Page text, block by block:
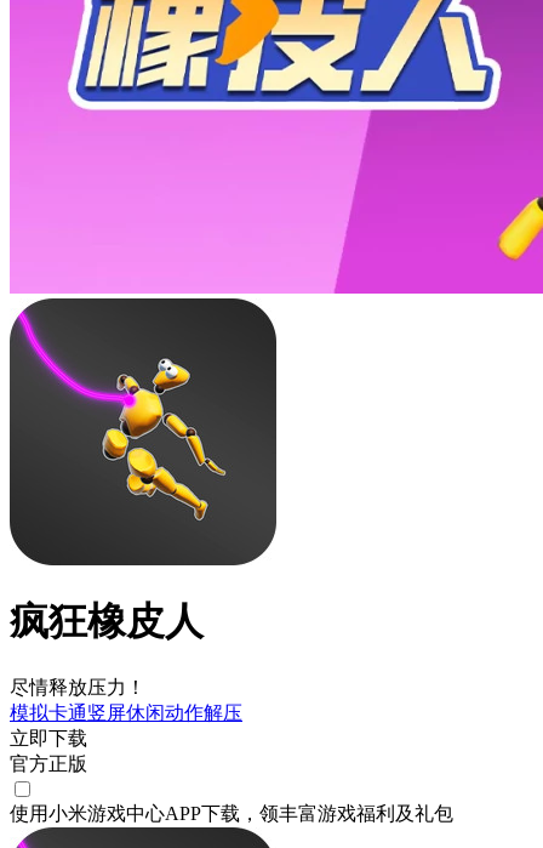
疯狂橡皮人
尽情释放压力！
模拟卡通竖屏休闲动作解压
立即下载
官方正版
使用小米游戏中心APP下载 ，领丰富游戏福利 及礼包